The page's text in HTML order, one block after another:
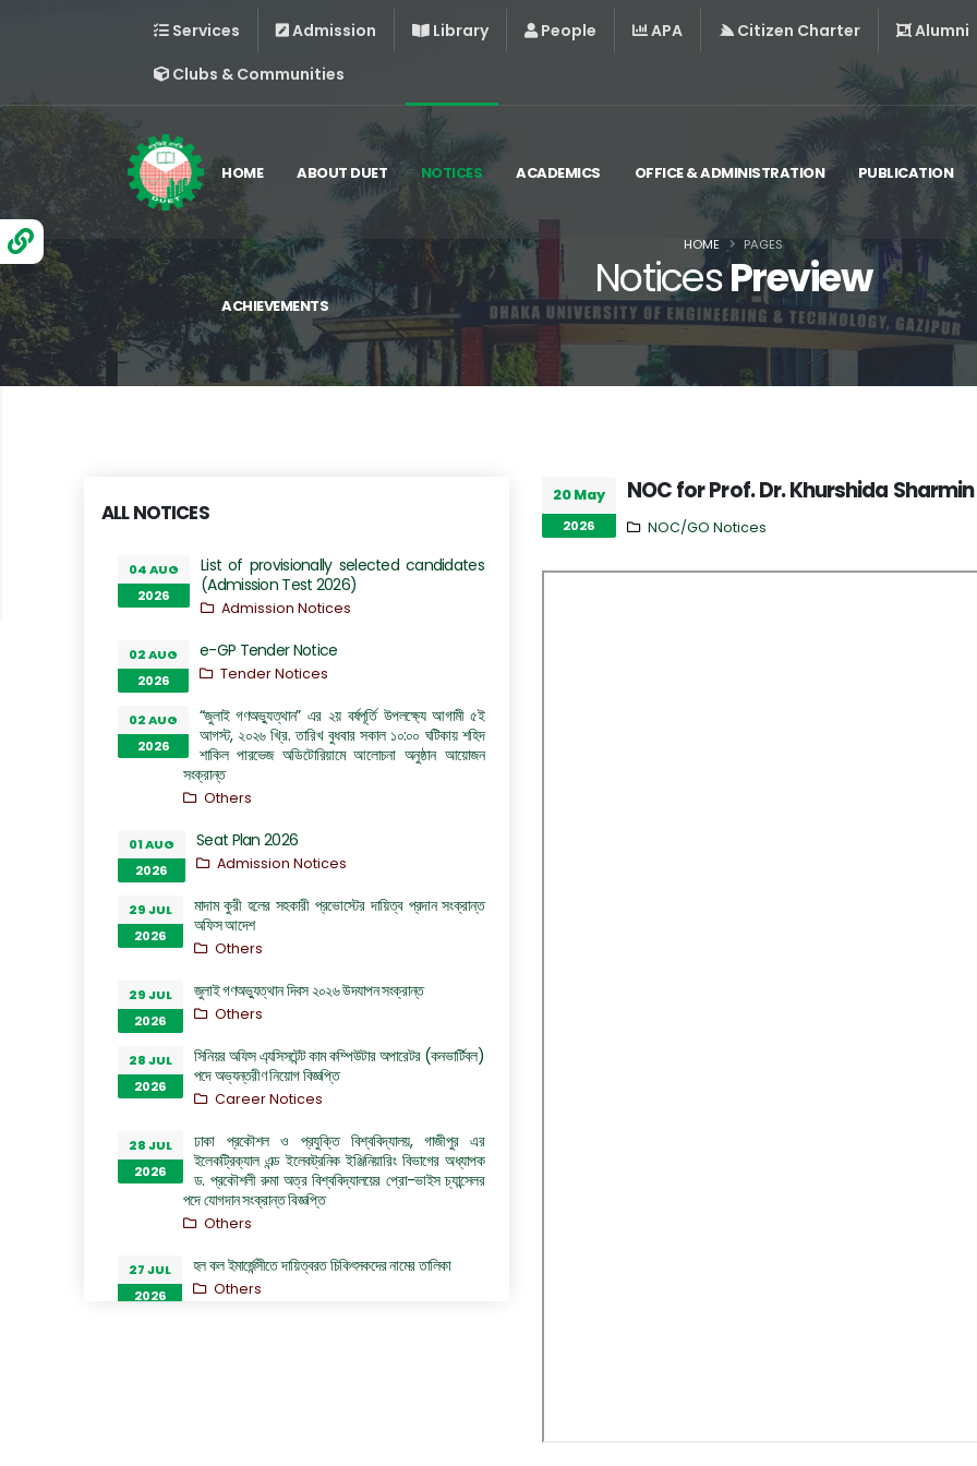
Services Admission Library People APA Citizen Charter
Alumni
Clubs & Communities
HOME ABOUT DUET NOTICES ACADEMICS OFFICE & ADMINISTRATION PUBLICATION
ACHIEVEMENTS
NoticesPreview
HOME PAGES
ALL NOTICES
04 AUG
2026
List of provisionally selected candidates
(Admission Test 2026)
Admission Notices
02 AUG
2026
e-GP Tender Notice
Tender Notices
02 AUG
2026
“জুলাই গণঅভ্যুত্থান” এর ২য় বর্ষপূর্তি উপলক্ষ্যে আগামী ৫ই
আগস্ট, ২০২৬ খ্রি. তারিখ বুধবার সকাল ১০:০০ ঘটিকায় শহিদ
শাকিল পারভেজ অডিটোরিয়ামে আলোচনা অনুষ্ঠান আয়োজন
সংক্রান্ত
Others
01 AUG
2026
Seat Plan 2026
Admission Notices
29 JUL
2026
মাদাম কুরী হলের সহকারী প্রভোস্টের দায়িত্ব প্রদান সংক্রান্ত
অফিস আদেশ
Others
29 JUL
2026
জুলাই গণঅভ্যুত্থান দিবস ২০২৬ উদযাপন সংক্রান্ত
Others
28 JUL
2026
সিনিয়র অফিস এ্যসিসটেন্ট কাম কম্পিউটার অপারেটর (কনভার্টিবল)
পদে অভ্যন্তরীণ নিয়োগ বিজ্ঞপ্তি
Career Notices
28 JUL
2026
ঢাকা প্রকৌশল ও প্রযুক্তি বিশ্ববিদ্যালয়, গাজীপুর এর
ইলেকট্রিক্যাল এন্ড ইলেকট্রনিক ইঞ্জিনিয়ারিং বিভাগের অধ্যাপক
ড. প্রকৌশলী রুমা অত্র বিশ্ববিদ্যালয়ের প্রো-ভাইস চ্যান্সেলর
পদে যোগদান সংক্রান্ত বিজ্ঞপ্তি
Others
27 JUL
2026
হল কল ইমার্জেন্সীতে দায়িত্বরত চিকিৎসকদের নামের তালিকা
Others
20 May
2026
NOC for Prof. Dr. Khurshida Sharmin
NOC/GO Notices